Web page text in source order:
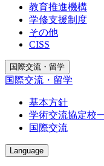
教育推進機構
学修支援制度
その他
CISS
国際交流・留学
国際交流・留学
基本方針
学術交流協定校
国際交流
Language